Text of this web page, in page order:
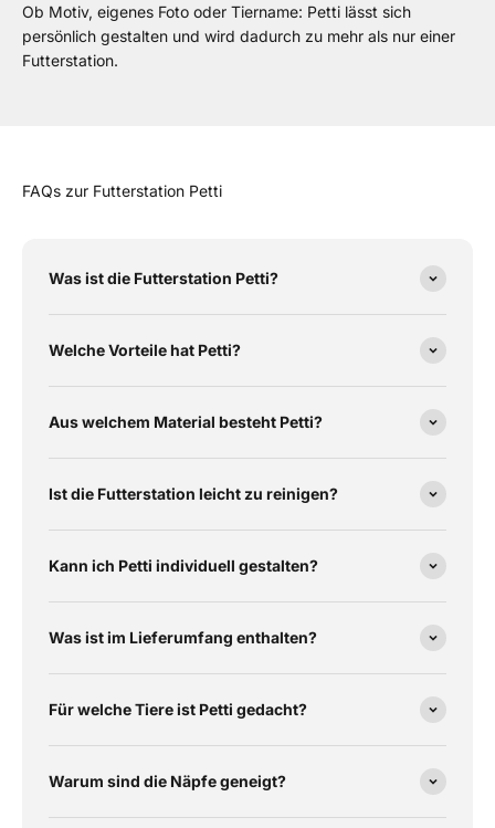
Ob Motiv, eigenes Foto oder Tiername: Petti lässt sich
persönlich gestalten und wird dadurch zu mehr als nur einer
Futterstation.
FAQs zur Futterstation Petti
Was ist die Futterstation Petti?
Welche Vorteile hat Petti?
Aus welchem Material besteht Petti?
Ist die Futterstation leicht zu reinigen?
Kann ich Petti individuell gestalten?
Was ist im Lieferumfang enthalten?
Für welche Tiere ist Petti gedacht?
Warum sind die Näpfe geneigt?